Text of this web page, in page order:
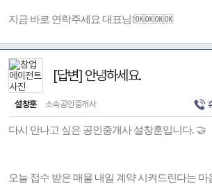
지금 바로 연락주세요 대표님!🆗🆗🆗🆗
[답변] 안녕하세요.
설창훈 소속공인중개사
다시 만나고 싶은 공인중개사 설창훈입니다. 🤝
오늘 접수 받은 매물 내일 계약 시켜드린다는 마